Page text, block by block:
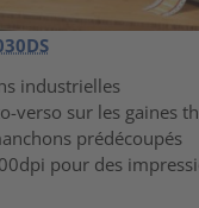
industrielles
verso sur les gaines
prédécoupés
pour des